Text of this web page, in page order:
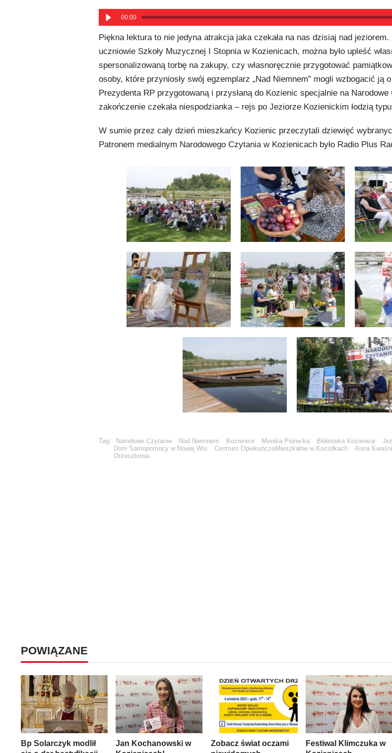
00:00
Piękna lektura to nie jedyna atrakcja jaka czekała na nas dzisiaj nad
uczniowie Szkoły Muzycznej I Stopnia w Kozienicach, można było upleść
spersonalizowaną torbę na zakupy, czy własnoręcznie przygotować
osoby, które przyniosły swój egzemplarz „Nad Niemnem” mogli wzbogacić ją
Prezydenta RP przygotowaną i przysłaną do Kozienic specjalnie na Narodowe
zakończenie czekała niespodzianka – rejs po Jeziorze Kozienickim łodzią
W sumie przez cały dzień mieszkańcy Kozienic przeczytali dziewięć
Patronem medialnym Narodowego Czytania w Kozienicach było Radio Plus
Tag: Narodowe Czytanie Nad Niemnem Kozienice Monika Piórecka Biblioteka Kozienice
Dom Samopomocy w Nowej Wsi
Centrum OpiekuńczoMieszkalne w Kociołkach Anna
Orzeszkowa
POWIĄZANE
Bp Solarczyk modlił
Jan Kochanowski w
Zobacz świat oczami
Festiwal Klimczuka w